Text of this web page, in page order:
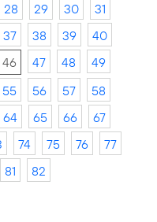
28 29 30
31
37 38 39
40
46 47 48
49
55 56 57
58
64 65 66
67
74 75 76
77
81 82